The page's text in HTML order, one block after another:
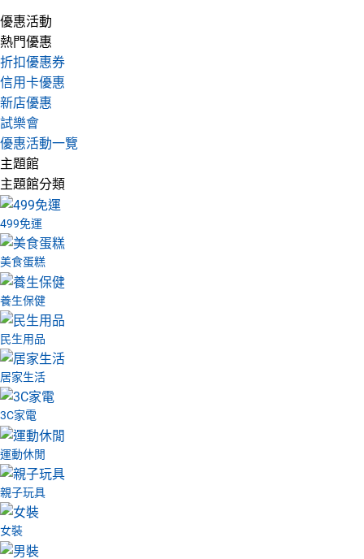
優惠活動
熱門優惠
折扣優惠券
信用卡優惠
新店優惠
試樂會
優惠活動一覽
主題館
主題館分類
499免運
美食蛋糕
養生保健
民生用品
居家生活
3C家電
運動休閒
親子玩具
女裝